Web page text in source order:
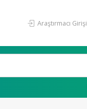
Araştırmacı Girişi